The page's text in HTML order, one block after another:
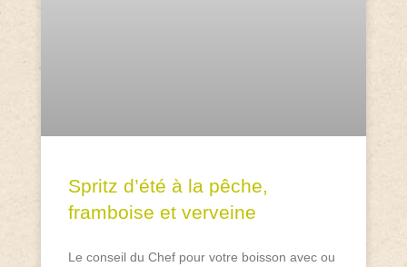
Spritz d’été à la pêche,
framboise et verveine
Le conseil du Chef pour votre boisson avec ou